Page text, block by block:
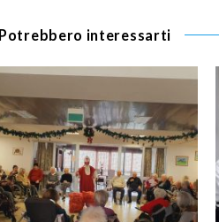
Potrebbero interessarti